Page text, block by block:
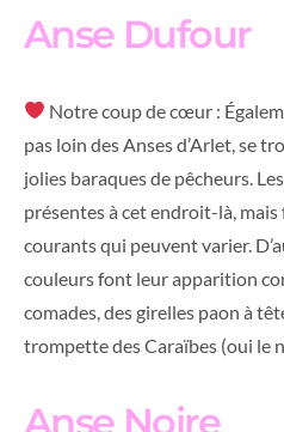
Anse Dufour
Notre coup de cœur :
pas loin des Anses d’Arlet, se
jolies baraques de pêcheurs.
présentes à cet endroit-là,
courants qui peuvent varier.
couleurs font leur apparition
comades, des girelles paon à
trompette des Caraïbes (oui le
Anse Noire